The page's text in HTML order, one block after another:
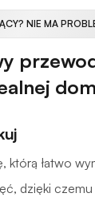
NIE MA
którą łatwo
dzięki